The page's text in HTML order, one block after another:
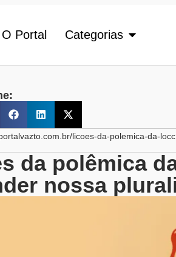
O Portal Categorias
licoes-da-polemica-da-
da polêmica
nossa